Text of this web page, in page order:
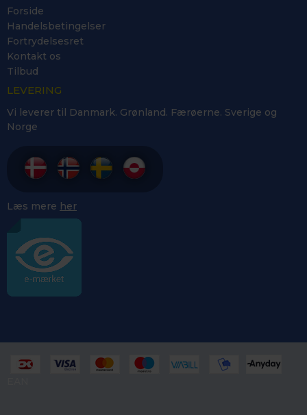
Forside
Handelsbetingelser
Fortrydelsesret
Kontakt os
Tilbud
LEVERING
Vi leverer til Danmark. Grønland. Færøerne. Sverige og
Norge
Læs mere her